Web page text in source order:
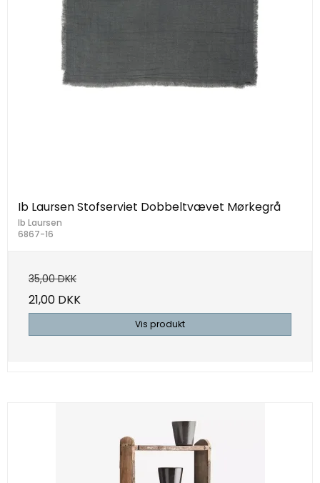
Ib Laursen Stofserviet Dobbeltvævet Mørkegrå
Ib Laursen
6867-16
35,00 DKK
21,00 DKK
Vis produkt